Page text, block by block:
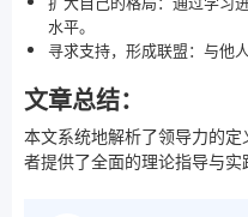
水平。
寻求支持，形成联盟：与他
文章总结：
本文系统地解析了领导力的
者提供了全面的理论指导与实